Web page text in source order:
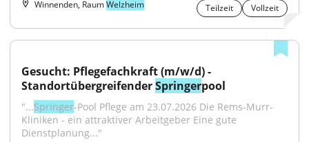
Winnenden, RaumWelzheim Teilzeit Vollzeit
Gesucht: Pflegefachkraft (m/w/d) -
Standortübergreifender Springerpool
"...Springer-Pool Pflege am 23.07.2026 Die Rems-Murr-
Kliniken - ein attraktiver Arbeitgeber Eine gute
Dienstplanung..."